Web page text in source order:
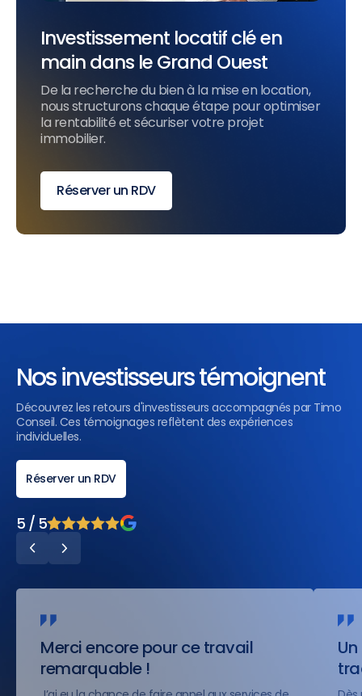
Investissement locatif clé en
main dans le Grand Ouest
De la recherche du bien à la mise en location,
nous structurons chaque étape pour optimiser
la rentabilité et sécuriser votre projet
immobilier.
Réserver un RDV
Nos investisseurs témoignent
Découvrez les retours d'investisseurs accompagnés par Timo
Conseil. Ces témoignages reflètent des expériences
individuelles.
Réserver un RDV
5 / 5
Merci encore pour ce travail
remarquable !